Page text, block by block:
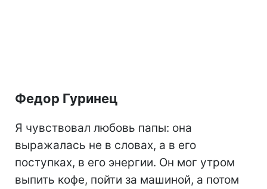
Федор Гуринец
Я чувствовал любовь папы: она
выражалась не в словах, а в его
поступках, в его энергии. Он мог утром
выпить кофе, пойти за машиной, а потом